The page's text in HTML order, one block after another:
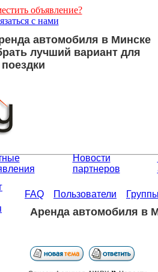
объявление?
с нами
автомобиля в Минске
лучший вариант для
поездки
Новости
партнеров
FAQ Пользователи
Аренда автомобиля в